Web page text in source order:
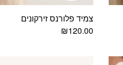
צמיד פלורנס זירקונים
₪120.00